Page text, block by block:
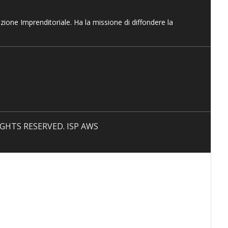
Imprenditoriale. Ha la missione di diffondere la
RESERVED. ISP AWS